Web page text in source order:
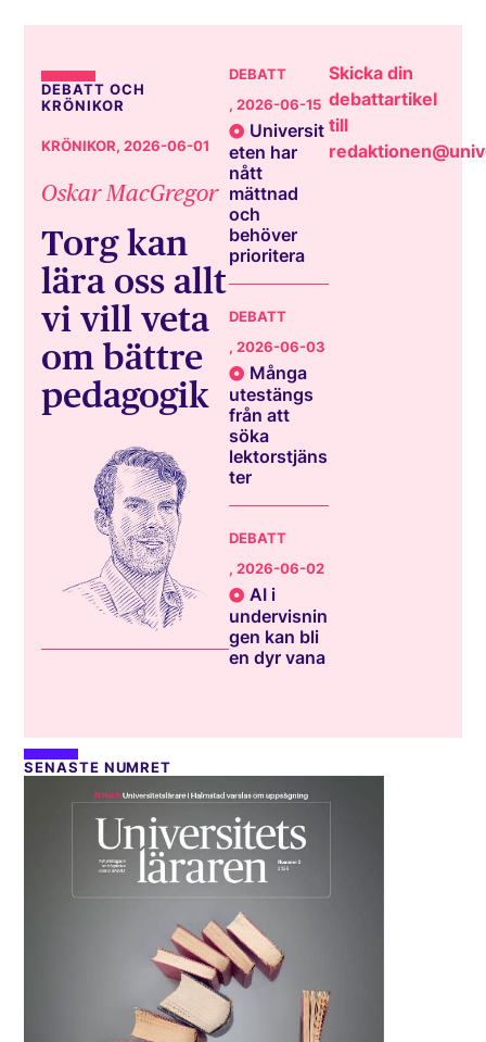
DEBATT OCH
KRÖNIKOR
KRÖNIKOR, 2026-06-01
Oskar MacGregor
Torg kan
lära oss allt
vi vill veta
om bättre
pedagogik
DEBATT
, 2026-06-15
Universit
eten har
nått
mättnad
och
behöver
prioritera
DEBATT
, 2026-06-03
Många
utestängs
från att
söka
lektorstjäns
ter
DEBATT
, 2026-06-02
AI i
undervisnin
gen kan bli
en dyr vana
Skicka din
debattartikel
till
SENASTE NUMRET